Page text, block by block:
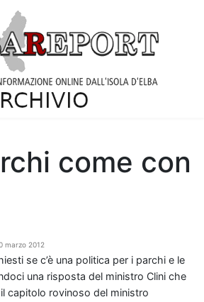
come con
marzo 2012
se c’è una politica per i parchi e le
una risposta del ministro Clini che
capitolo rovinoso del ministro